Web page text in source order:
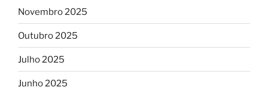
Novembro 2025
Outubro 2025
Julho 2025
Junho 2025